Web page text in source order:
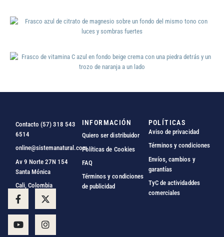
Contacto (57) 318 543
6514
online@sistemanatural.com
Av 9 Norte 27N 154
Santa Mónica
Cali, Colombia
INFORMACIÓN
Quiero ser distribuidor
Políticas de Cookies
FAQ
Términos y condiciones
de publicidad
POLÍTICAS
Aviso de privacidad
Términos y condiciones
Envíos, cambios y
garantías
TyC de actividaddes
comerciales